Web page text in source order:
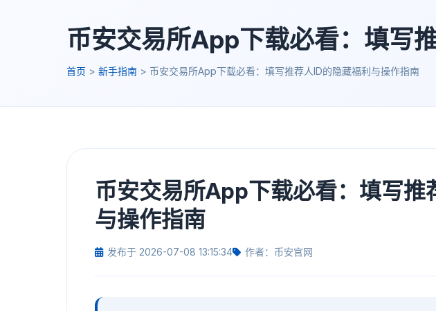
币安交易所App下载必看：填写
首页 > 新手指南 > 币安交易所App下载必看：填写推荐人ID的隐藏福利与操作指南
币安交易所App下载必看：填写推
与操作指南
发布于 2026-07-08 13:15:34 作者：币安官网